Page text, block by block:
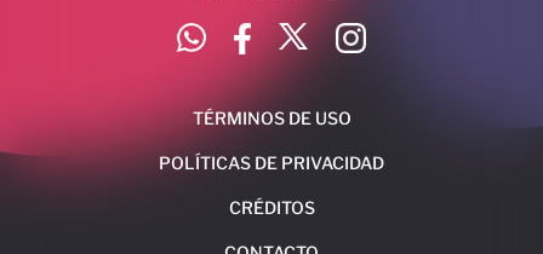
TÉRMINOS DE USO
POLÍTICAS DE PRIVACIDAD
CRÉDITOS